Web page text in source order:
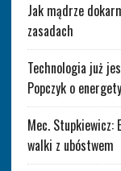
Jak mądrze
zasadach
Technologia już
Popczyk o
Mec. Stupkiewicz:
walki z ubóstwem